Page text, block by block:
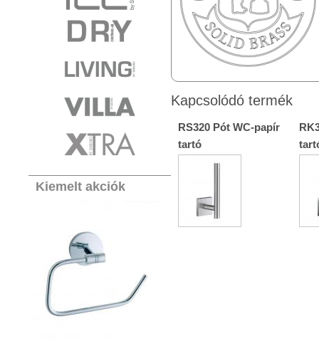
Kiemelt akciók
Kapcsolódó termék
RS320 Pót WC-papír
tartó